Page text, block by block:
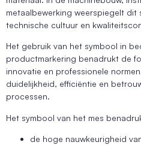
metaalbewerking weerspiegelt dit
technische cultuur en
Het gebruik van het symbool in
productmarkering benadrukt de
innovatie en professionele
duidelijkheid, efficiëntie en
processen.
Het symbool van het mes
de hoge nauwkeurigheid